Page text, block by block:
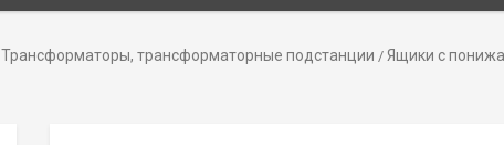
Трансформаторы, трансформаторные подстанции / Ящики с